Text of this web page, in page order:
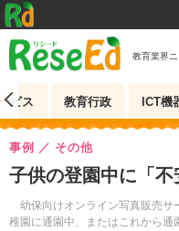
教育業界ニ
ビス 教育行政 ICT機
子供の登園中に「
幼保向けオンライン写真販売サ
稚園に通園中、またはこれから
事例 その他